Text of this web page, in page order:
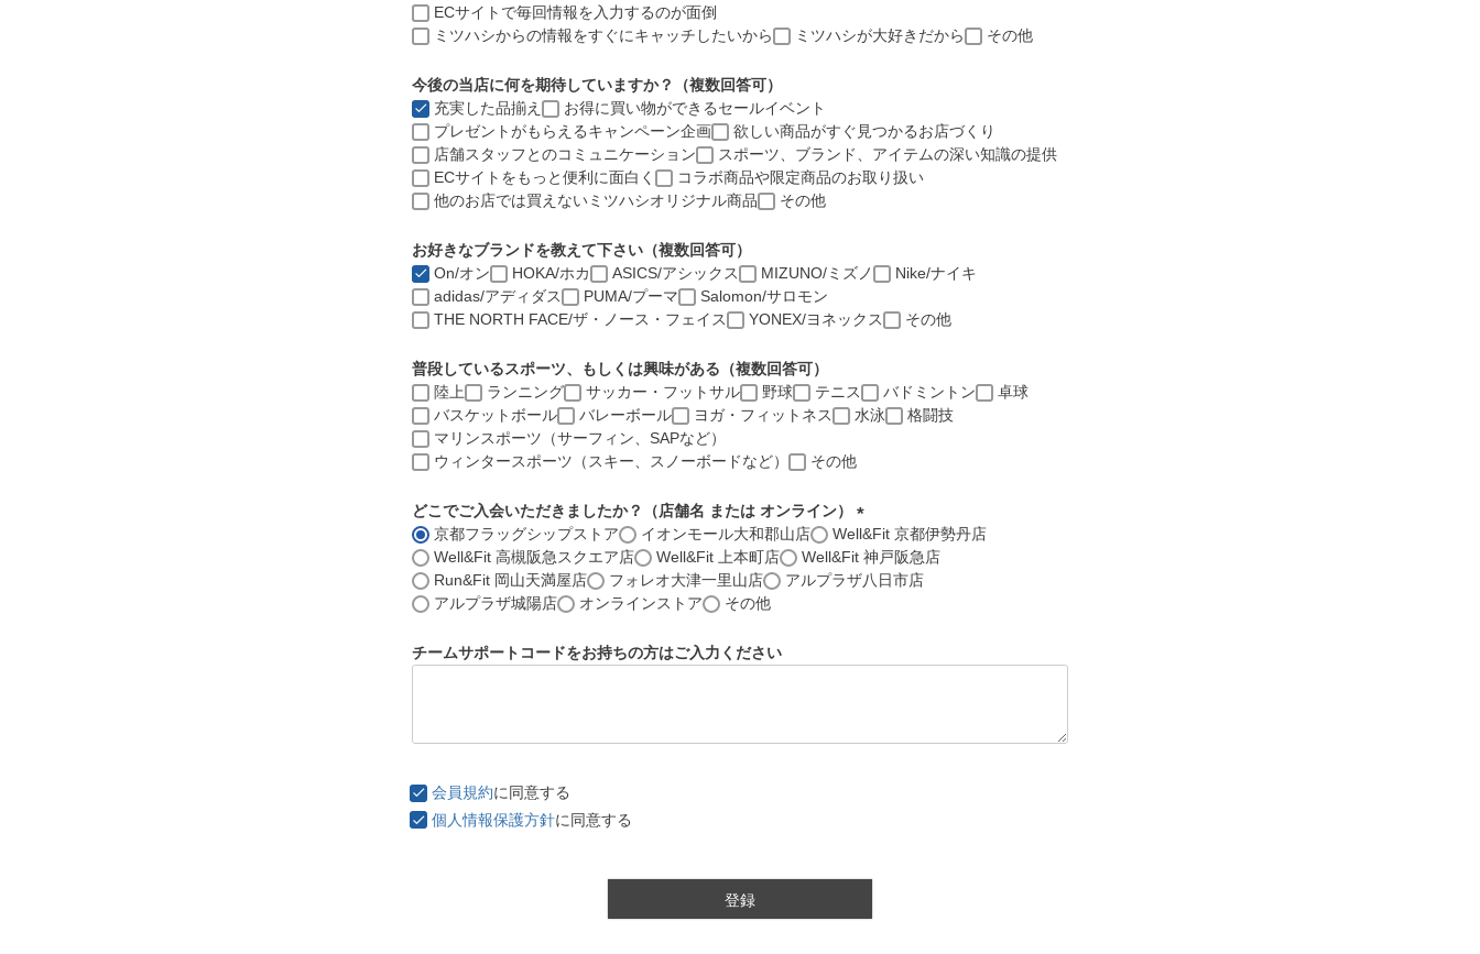
ECサイトで毎回情報を入力するのが面倒
ミツハシからの情報をすぐにキャッチしたいから
ミツハシが大好きだから その他
今後の当店に何を期待していますか？（複数回答可）
充実した品揃え
お得に買い物ができるセールイベント
プレゼントがもらえるキャンペーン企画
欲しい商品がすぐ見つかるお店づくり
店舗スタッフとのコミュニケーション
スポーツ、ブランド、アイテムの深い知識の提供
ECサイトをもっと便利に面白く
コラボ商品や限定商品のお取り扱い
他のお店では買えないミツハシオリジナル商品
その他
お好きなブランドを教えて下さい（複数回答可）
On/オン
HOKA/ホカ ASICS/アシックス MIZUNO/ミズノ
Nike/ナイキ
adidas/アディダス
PUMA/プーマ
Salomon/サロモン
THE NORTH FACE/ザ・ノース・フェイス
YONEX/ヨネックス その他
普段しているスポーツ、もしくは興味がある（複数回答可）
陸上
ランニング サッカー・フットサル 野球 テニス バドミントン
卓球
バスケットボール
バレーボール ヨガ・フィットネス 水泳
格闘技
マリンスポーツ（サーフィン、SAPなど）
ウィンタースポーツ（スキー、スノーボードなど）
その他
どこでご入会いただきましたか？（店舗名 または オンライン）
(
必
須
京都フラッグシップストア イオンモール大和郡山店
Well&Fit 京都伊勢丹店
Well&Fit 高槻阪急スクエア店
Well&Fit 上本町店
Well&Fit 神戸阪急店
Run&Fit 岡山天満屋店
フォレオ大津一里山店
アルプラザ八日市店
アルプラザ城陽店
オンラインストア その他
チームサポートコードをお持ちの方はご入力ください
会員規約に同意する
個人情報保護方針に同意する
登録